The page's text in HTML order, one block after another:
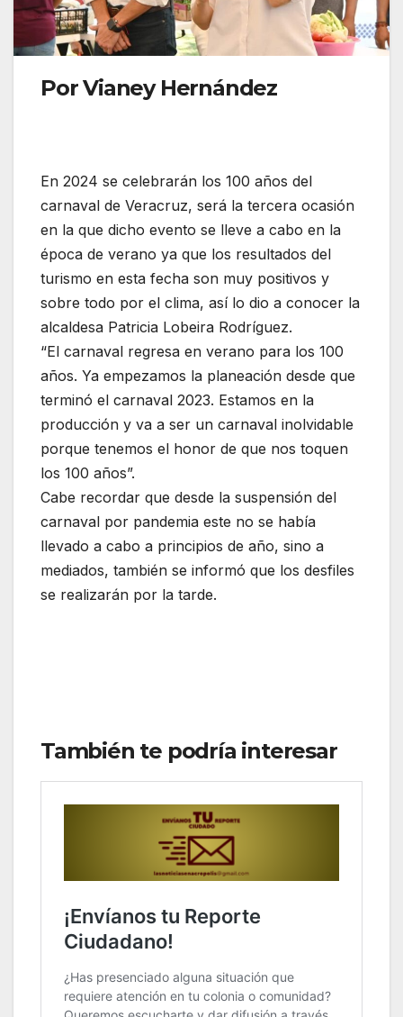
Por Vianey Hernández
En 2024 se celebrarán los 100 años del
carnaval de Veracruz, será la tercera ocasión
en la que dicho evento se lleve a cabo en la
época de verano ya que los resultados del
turismo en esta fecha son muy positivos y
sobre todo por el clima, así lo dio a conocer la
alcaldesa Patricia Lobeira Rodríguez.
“El carnaval regresa en verano para los 100
años. Ya empezamos la planeación desde que
terminó el carnaval 2023. Estamos en la
producción y va a ser un carnaval inolvidable
porque tenemos el honor de que nos toquen
los 100 años”.
Cabe recordar que desde la suspensión del
carnaval por pandemia este no se había
llevado a cabo a principios de año, sino a
mediados, también se informó que los desfiles
se realizarán por la tarde.
También te podría interesar